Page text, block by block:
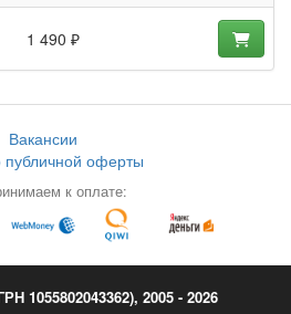
1 490 ₽
Вакансии
публичной оферты
к оплате:
1055802043362), 2005 - 2026